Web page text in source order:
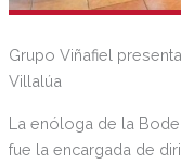
Grupo Viñafiel
Villalúa
La enóloga de la
fue la encargada de